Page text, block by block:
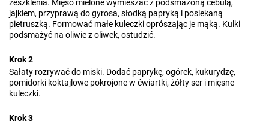
zeszklenia. Mięso mielone wymieszać z podsmażoną cebulą,
jajkiem, przyprawą do gyrosa, słodką papryką i posiekaną
pietruszką. Formować małe kuleczki oprószając je mąką. Kulki
podsmażyć na oliwie z oliwek, ostudzić.
Krok 2
Sałaty rozrywać do miski. Dodać paprykę, ogórek, kukurydzę,
pomidorki koktajlowe pokrojone w ćwiartki, żółty ser i mięsne
kuleczki.
Krok 3